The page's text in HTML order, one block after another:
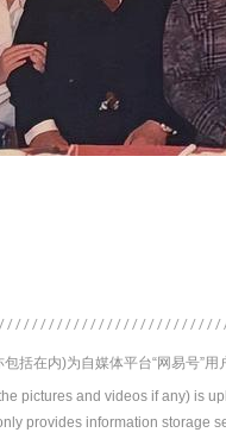
括在内)为自媒体平台“网易号”用
pictures and videos if any) is
provides information storage